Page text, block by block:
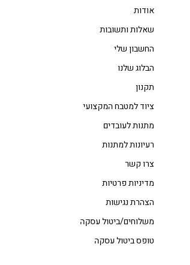
אודות
שאלות ותשובות
החשבון שלי
הבלוג שלנו
תקנון
ציוד למטבח המקצועי
מתנות לעובדים
רעיונות למתנות
צרו קשר
מדיניות פרטיות
הצהרת נגישות
משלוחים/ביטול עסקה
טופס ביטול עסקה